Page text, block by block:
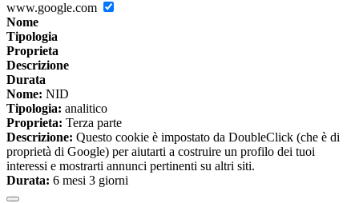
www.google.com
Nome
Tipologia
Proprieta
Descrizione
Durata
Nome: NID
Tipologia: analitico
Proprieta: Terza parte
Descrizione: Questo cookie è impostato da DoubleClick (che è di
proprietà di Google) per aiutarti a costruire un profilo dei tuoi
interessi e mostrarti annunci pertinenti su altri siti.
Durata: 6 mesi 3 giorni